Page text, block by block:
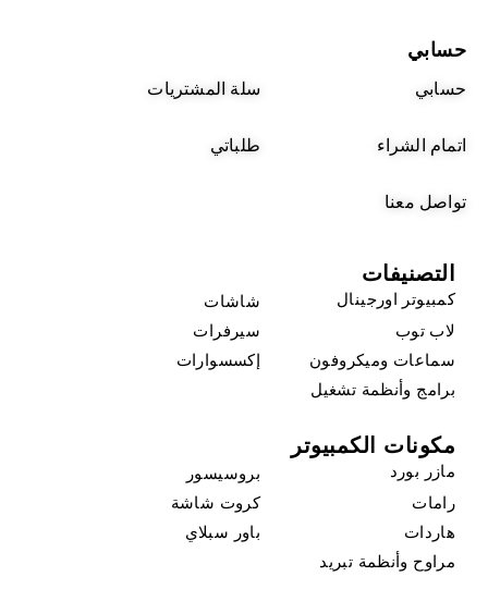
حسابي
حسابي سلة المشتريات
اتمام الشراء طلباتي
تواصل معنا
التصنيفات
كمبيوتر اورجينال
شاشات
لاب توب
سيرفرات
سماعات وميكروفون
إكسسوارات
برامج وأنظمة تشغيل
مكونات الكمبيوتر
مازر بورد
بروسيسور
رامات
كروت شاشة
هاردات
باور سبلاي
مراوح وأنظمة تبريد